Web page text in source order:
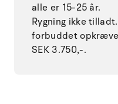
alle er 15-25 år.
Rygning ikke
forbuddet
SEK 3.750,-.